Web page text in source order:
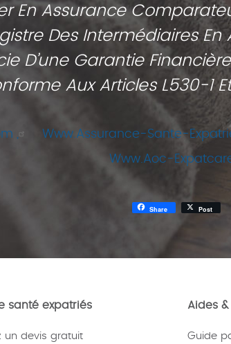
En Assurance
Des Intermédiaires
D’une Garantie
Aux Articles L530-1
, Www.assurance-Sante-
Www.aoc-
Share Post
santé expatriés
un devis gratuit
Aides
Guide